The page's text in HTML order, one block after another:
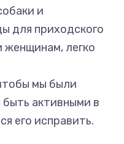
и
для приходского
женщинам, легко
мы были
активными в
его исправить.